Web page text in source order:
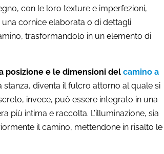
con le loro texture e imperfezioni,
una cornice elaborata o di dettagli
trasformandolo in un elemento di
posizione e le dimensioni delcamino a
diventa il fulcro attorno al quale si
invece, può essere integrato in una
più intima e raccolta. L’illuminazione, sia
il camino, mettendone in risalto le